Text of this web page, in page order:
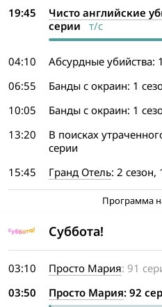
19:45
Чисто английские
серии т/с
04:10
Абсурдные убийства:
06:55
Банды с окраин: 1
10:05
Банды с окраин: 1
13:20
В поисках
серии
15:45
Гранд Отель: 2 сезон,
Программа
Суббота!
03:10 Просто Мария: 91
03:50
Просто Мария: 92